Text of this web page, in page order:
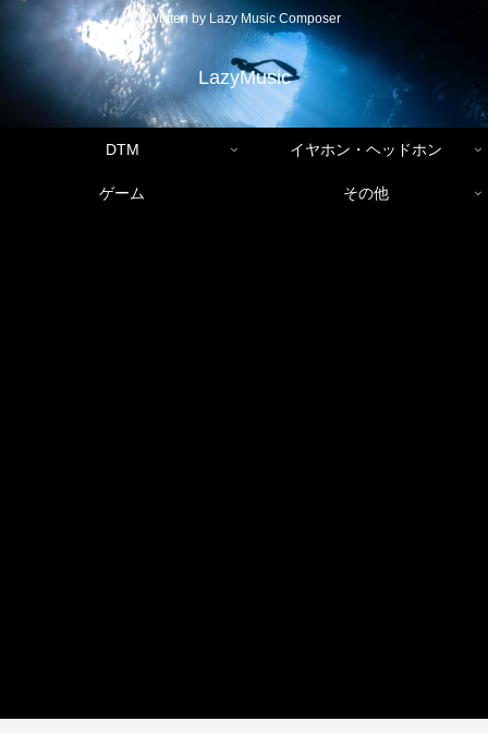
Written by Lazy Music Composer
LazyMusic
DTM イヤホン・ヘッドホン
ゲーム その他